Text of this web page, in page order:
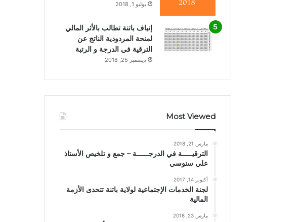
يوليو 1, 2018
إنباف باتنة تطالب بالأثر المالي
لمنحة المردودية الناتج عن
الترقية في الدرجة و الرتبة
ديسمبر 25, 2018
Most Viewed
مارس 21, 2018
الترقيـــــة في الدرجــــــة – جمع و تلخيص الأستاذ
علي سنوسي
أكتوبر 14, 2017
لجنة الخدمات الإجتماعية لولاية باتنة تتحدى الأزمة
المالية
مارس 23, 2018